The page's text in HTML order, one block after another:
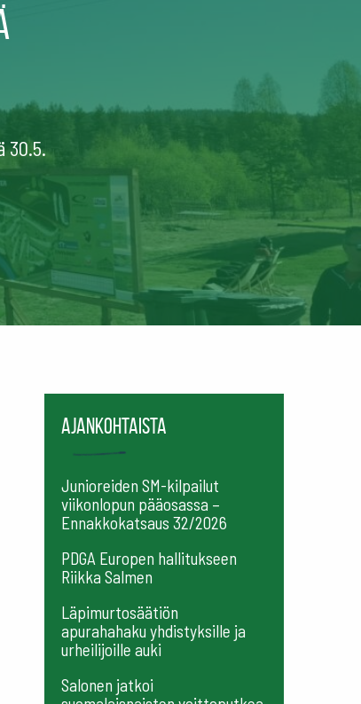
30.5.
Ajankohtaista
Junioreiden SM-kilpailut
viikonlopun pääosassa –
Ennakkokatsaus 32/2026
PDGA Europen hallitukseen
Riikka Salmen
Läpimurtosäätiön
apurahahaku yhdistyksille ja
urheilijoille auki
Salonen jatkoi